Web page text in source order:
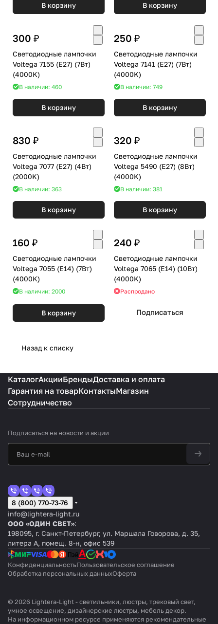
В корзину В корзину
300 ₽
Светодиодные лампочки
Voltega 7155 (E27) (7Вт)
(4000K)
В наличии: 460
В корзину
250 ₽
Светодиодные лампочки
Voltega 7141 (E27) (7Вт)
(4000K)
В наличии: 749
В корзину
830 ₽
Светодиодные лампочки
Voltega 7077 (E27) (4Вт)
(2000K)
В наличии: 363
В корзину
320 ₽
Светодиодные лампочки
Voltega 5490 (E27) (8Вт)
(4000K)
В наличии: 381
В корзину
160 ₽
Светодиодные лампочки
Voltega 7055 (E14) (7Вт)
(4000K)
В наличии: 2000
В корзину
240 ₽
Светодиодные лампочки
Voltega 7065 (E14) (10Вт)
(4000K)
Распродано
Подписаться
Назад к списку
КаталогАкцииБрендыДоставка и оплата
Гарантия на товарКонтактыМагазин
Сотрудничество
Подписаться на новости и акции
8 (800) 770-73-76
info@lightera-light.ru
ООО «ОДИН СВЕТ»:
198095, г. Санкт-Петербург, ул. Маршала Говорова, д. 35,
литера А, помещ. 8-н, офис 539
КонфиденциальностьПользовательское соглашение
Обработка персональных данныхОферта
© 2026 Lightera-Light - светильники, люстры, трековый свет,
умное освещение, дизайнерские люстры, мебель декор.
На информационном ресурсе применяются рекомендательные